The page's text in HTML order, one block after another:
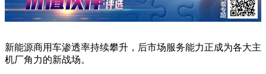
新能源商用车渗透率持续攀升，后市场服务能力正成为各大主
机厂角力的新战场。